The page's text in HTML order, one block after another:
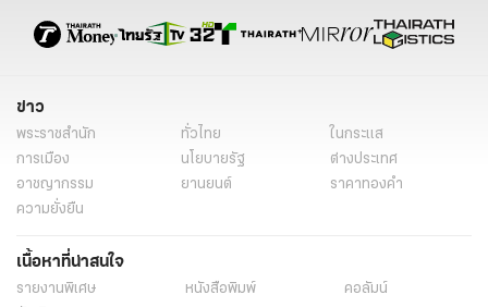
ข่าว
พระราชสำนัก ทั่วไทย
ในกระแส
การเมือง
นโยบายรัฐ
ต่างประเทศ
อาชญากรรม
ยานยนต์
ราคาทองคำ
ความยั่งยืน
เนื้อหาที่น่าสนใจ
รายงานพิเศษ หนังสือพิมพ์
คอลัมน์